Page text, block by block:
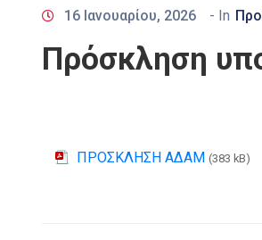
16 Ιανουαρίου, 2026 - In
Πρόσκληση
ΠΡΟΣΚΛΗΣΗ ΑΔΑΜ (383 kB)